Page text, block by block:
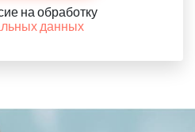
на обработку
данных